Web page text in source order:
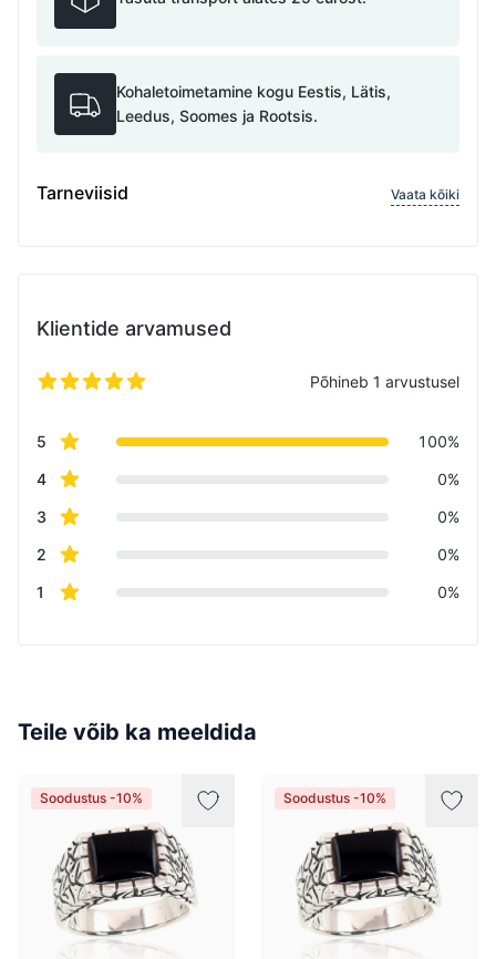
Kohaletoimetamine kogu Eestis, Lätis,
Leedus, Soomes ja Rootsis.
Tarneviisid Vaata kõiki
Klientide arvamused
Põhineb 1 arvustusel
Review data
5 star reviews
100%
4star reviews
0%
3 star reviews
0%
2 star reviews
0%
1 star reviews 0%
Teile võib ka meeldida
Soodustus -10% Soodustus -10%